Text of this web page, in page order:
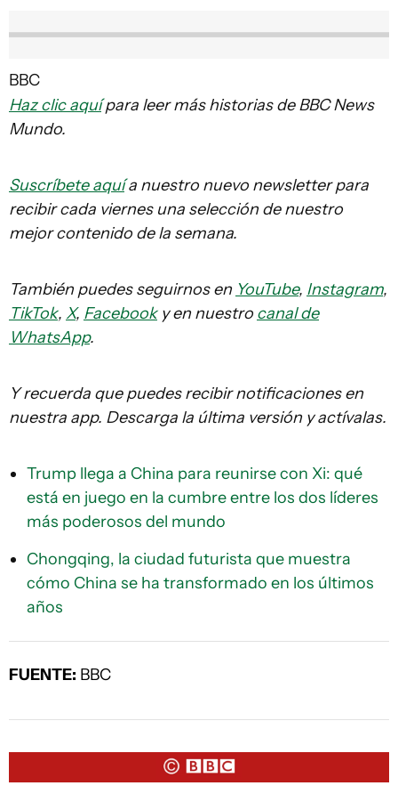
BBC
Haz clic aquípara leer más historias de BBC News
Mundo.
Suscríbete aquía nuestro nuevo newsletter para
recibir cada viernes una selección de nuestro
mejor contenido de la semana.
También puedes seguirnos en YouTube, Instagram,
TikTok, X, Facebooky en nuestro canal de
WhatsApp.
Y recuerda que puedes recibir notificaciones en
nuestra app. Descarga la última versión y actívalas.
Trump llega a China para reunirse con Xi: qué
está en juego en la cumbre entre los dos líderes
más poderosos del mundo
Chongqing, la ciudad futurista que muestra
cómo China se ha transformado en los últimos
años
FUENTE: BBC